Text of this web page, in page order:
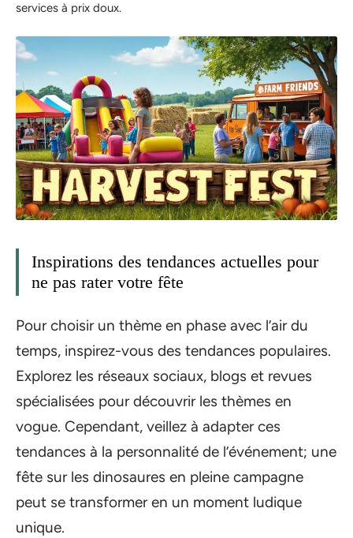
services à prix doux.
Inspirations des tendances actuelles pour
ne pas rater votre fête
Pour choisir un thème en phase avec l’air du
temps, inspirez-vous des tendances populaires.
Explorez les réseaux sociaux, blogs et revues
spécialisées pour découvrir les thèmes en
vogue. Cependant, veillez à adapter ces
tendances à la personnalité de l’événement; une
fête sur les dinosaures en pleine campagne
peut se transformer en un moment ludique
unique.